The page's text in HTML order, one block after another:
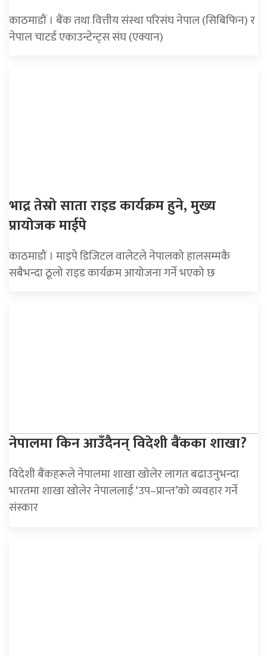
काठमाडौं । बैंक तथा वित्तीय संस्था परिसंघ नेपाल (सिबिफिन) र
नेपाल चाटर्ड एकाउन्टेन्ट्स संघ (एक्यान)
भाद्र तेस्रो साता राइड कार्यक्रम हुने, मुख्य
प्रायाेजक माईपे
काठमाडौं । माइपे डिजिटल वालेटले नेपालको हालसम्मकै
सबैभन्दा ठूलो राइड कार्यक्रम आयोजना गर्ने भएको छ
नेपालमा किन आउँदैनन् विदेशी बैंकका शाखा?
विदेशी बैंकहरूले नेपालमा शाखा खोलेर लागत बढाउनुभन्दा
भारतमा शाखा खोलेर नेपाललाई ‘उप–प्रान्त’को व्यवहार गर्ने
संस्कार